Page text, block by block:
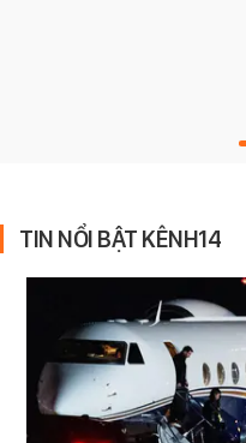
TIN NỔI BẬT KÊNH14